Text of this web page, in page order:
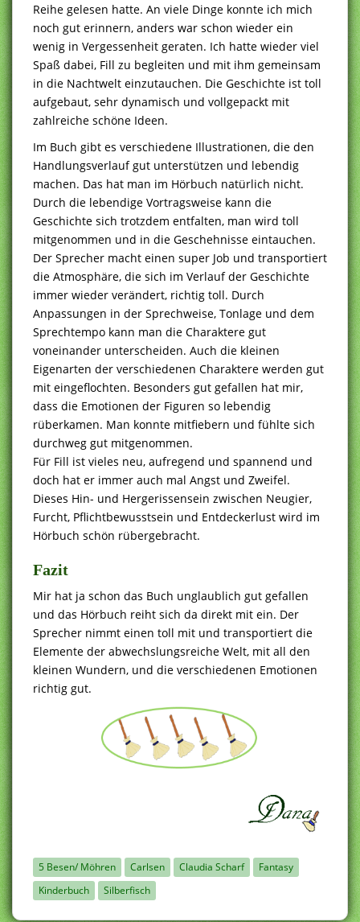
Reihe gelesen hatte. An viele Dinge konnte ich mich
noch gut erinnern, anders war schon wieder ein
wenig in Vergessenheit geraten. Ich hatte wieder viel
Spaß dabei, Fill zu begleiten und mit ihm gemeinsam
in die Nachtwelt einzutauchen. Die Geschichte ist toll
aufgebaut, sehr dynamisch und vollgepackt mit
zahlreiche schöne Ideen.
Im Buch gibt es verschiedene Illustrationen, die den
Handlungsverlauf gut unterstützen und lebendig
machen. Das hat man im Hörbuch natürlich nicht.
Durch die lebendige Vortragsweise kann die
Geschichte sich trotzdem entfalten, man wird toll
mitgenommen und in die Geschehnisse eintauchen.
Der Sprecher macht einen super Job und transportiert
die Atmosphäre, die sich im Verlauf der Geschichte
immer wieder verändert, richtig toll. Durch
Anpassungen in der Sprechweise, Tonlage und dem
Sprechtempo kann man die Charaktere gut
voneinander unterscheiden. Auch die kleinen
Eigenarten der verschiedenen Charaktere werden gut
mit eingeflochten. Besonders gut gefallen hat mir,
dass die Emotionen der Figuren so lebendig
rüberkamen. Man konnte mitfiebern und fühlte sich
durchweg gut mitgenommen.
Für Fill ist vieles neu, aufregend und spannend und
doch hat er immer auch mal Angst und Zweifel.
Dieses Hin- und Hergerissensein zwischen Neugier,
Furcht, Pflichtbewusstsein und Entdeckerlust wird im
Hörbuch schön rübergebracht.
Fazit
Mir hat ja schon das Buch unglaublich gut gefallen
und das Hörbuch reiht sich da direkt mit ein. Der
Sprecher nimmt einen toll mit und transportiert die
Elemente der abwechslungsreiche Welt, mit all den
kleinen Wundern, und die verschiedenen Emotionen
richtig gut.
5 Besen/ Möhren Carlsen Claudia Scharf
Fantasy
Kinderbuch
Silberfisch